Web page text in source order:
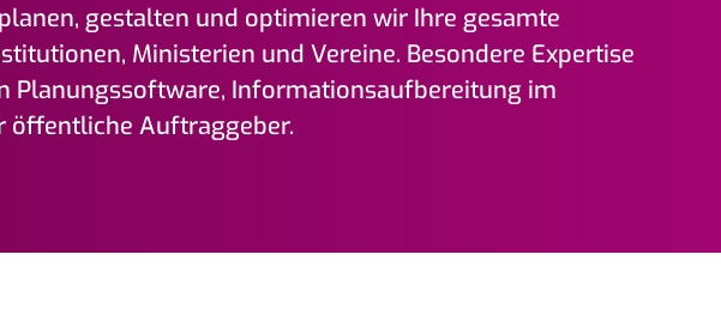
gestalten und optimieren wir Ihre gesamte
Ministerien und Vereine. Besondere Expertise
Planungs­software, Informations­aufbereitung im
öffentliche Auftrag­geber.